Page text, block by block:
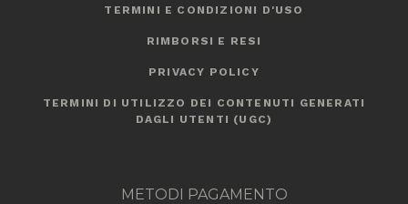
TERMINI E CONDIZIONI D'USO
RIMBORSI E RESI
PRIVACY POLICY
TERMINI DI UTILIZZO DEI CONTENUTI GENERATI
DAGLI UTENTI (UGC)
METODI PAGAMENTO